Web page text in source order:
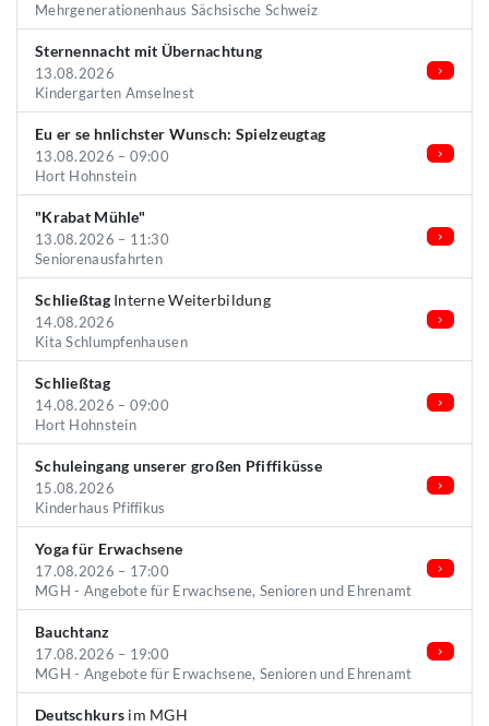
Mehrgenerationenhaus Sächsische Schweiz
Sternennacht mit Übernachtung
13.08.2026
Kindergarten Amselnest
Eu er se hnlichster Wunsch: Spielzeugtag
13.08.2026 – 09:00
Hort Hohnstein
"Krabat Mühle"
13.08.2026 – 11:30
Seniorenausfahrten
SchließtagInterne Weiterbildung
14.08.2026
Kita Schlumpfenhausen
Schließtag
14.08.2026 – 09:00
Hort Hohnstein
Schuleingang unserer großen Pfiffiküsse
15.08.2026
Kinderhaus Pfiffikus
Yoga für Erwachsene
17.08.2026 – 17:00
MGH - Angebote für Erwachsene, Senioren und Ehrenamt
Bauchtanz
17.08.2026 – 19:00
MGH - Angebote für Erwachsene, Senioren und Ehrenamt
Deutschkurs im MGH